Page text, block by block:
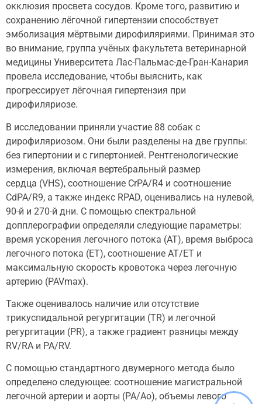
окклюзия просвета сосудов. Кроме того, развитию и
сохранению лёгочной гипертензии способствует
эмболизация мёртвыми дирофиляриями. Принимая это
во внимание, группа учёных факультета ветеринарной
медицины Университета Лас-Пальмас-де-Гран-Канария
провела исследование, чтобы выяснить, как
прогрессирует лёгочная гипертензия при
дирофиляриозе.
В исследовании приняли участие 88 собак с
дирофиляриозом. Они были разделены на две группы:
без гипертонии и с гипертонией. Рентгенологические
измерения, включая вертебральный размер
сердца (VHS), соотношение CrPA/R4 и соотношение
CdPA/R9, а также индекс RPAD, оценивались на нулевой,
90-й и 270-й дни. С помощью спектральной
допплерографии определяли следующие параметры:
время ускорения легочного потока (AT), время выброса
легочного потока (ET), соотношение AT/ET и
максимальную скорость кровотока через легочную
артерию (PAVmax).
Также оценивалось наличие или отсутствие
трикуспидальной регургитации (TR) и легочной
регургитации (PR), а также градиент разницы между
RV/RA и PA/RV.
С помощью стандартного двумерного метода было
определено следующее: соотношение магистральной
легочной артерии и аорты (PA/Ao), объемы левого